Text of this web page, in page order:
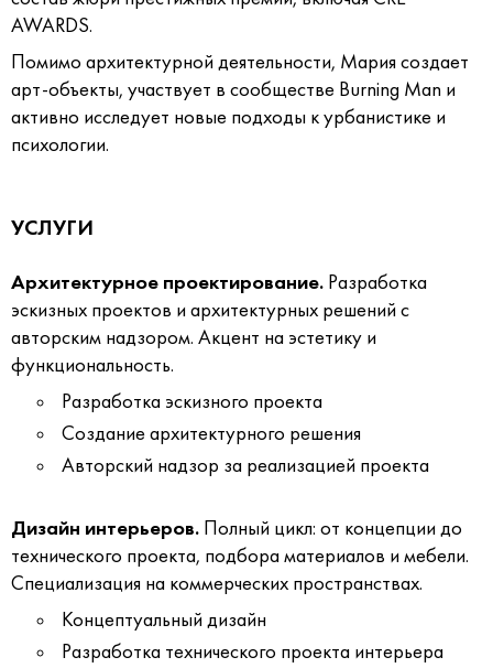
AWARDS.
Помимо архитектурной деятельности, Мария создает
арт-объекты, участвует в сообществе Burning Man и
активно исследует новые подходы к урбанистике и
психологии.
УСЛУГИ
Архитектурное проектирование. Разработка
эскизных проектов и архитектурных решений с
авторским надзором. Акцент на эстетику и
функциональность.
Разработка эскизного проекта
Создание архитектурного решения
Авторский надзор за реализацией проекта
Дизайн интерьеров. Полный цикл: от концепции до
технического проекта, подбора материалов и мебели.
Специализация на коммерческих пространствах.
Концептуальный дизайн
Разработка технического проекта интерьера